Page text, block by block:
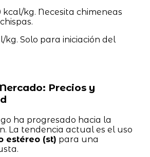
kcal/kg. Necesita chimeneas
kg. Solo para iniciación del
Precios y
ha progresado hacia la
La tendencia actual es el uso
estéreo (st) para una